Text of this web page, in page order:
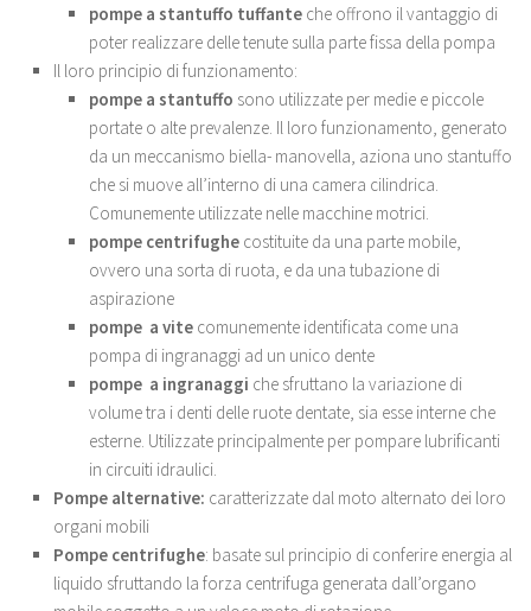
pompe a stantuffo tuffante che offrono il vantaggio di
poter realizzare delle tenute sulla parte fissa della pompa
Il loro principio di funzionamento:
pompe a stantuffo sono utilizzate per medie e piccole
portate o alte prevalenze. Il loro funzionamento, generato
da un meccanismo biella- manovella, aziona uno stantuffo
che si muove all’interno di una camera cilindrica.
Comunemente utilizzate nelle macchine motrici.
pompe centrifughe costituite da una parte mobile,
ovvero una sorta di ruota, e da una tubazione di
aspirazione
pompe a vite comunemente identificata come una
pompa di ingranaggi ad un unico dente
pompe a ingranaggi che sfruttano la variazione di
volume tra i denti delle ruote dentate, sia esse interne che
esterne. Utilizzate principalmente per pompare lubrificanti
in circuiti idraulici.
Pompe alternative: caratterizzate dal moto alternato dei loro
organi mobili
Pompe centrifughe: basate sul principio di conferire energia al
liquido sfruttando la forza centrifuga generata dall’organo